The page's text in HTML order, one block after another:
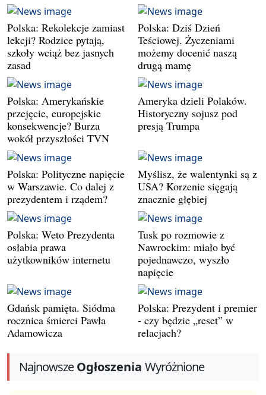
Polska: Rekolekcje zamiast
lekcji? Rodzice pytają,
szkoły wciąż bez jasnych
zasad
Polska: Dziś Dzień
Teściowej. Życzeniami
możemy docenić naszą
drugą mamę
Polska: Amerykańskie
przejęcie, europejskie
konsekwencje? Burza
wokół przyszłości TVN
Ameryka dzieli Polaków.
Historyczny sojusz pod
presją Trumpa
Polska: Polityczne napięcie
w Warszawie. Co dalej z
prezydentem i rządem?
Myślisz, że walentynki są z
USA? Korzenie sięgają
znacznie głębiej
Polska: Weto Prezydenta
osłabia prawa
użytkowników internetu
Tusk po rozmowie z
Nawrockim: miało być
pojednawczo, wyszło
napięcie
Gdańsk pamięta. Siódma
rocznica śmierci Pawła
Adamowicza
Polska: Prezydent i premier
- czy będzie „reset” w
relacjach?
NajnowszeOgłoszenia Wyróżnione